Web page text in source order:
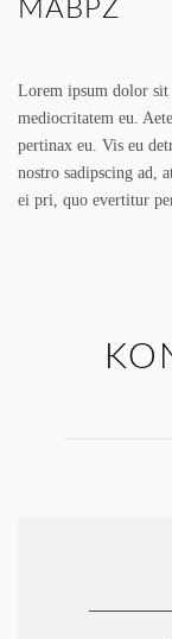
MABPZ
Lorem ipsum dolor sit
mediocritatem eu.
pertinax eu. Vis eu
nostro sadipscing ad,
ei pri, quo evertitur